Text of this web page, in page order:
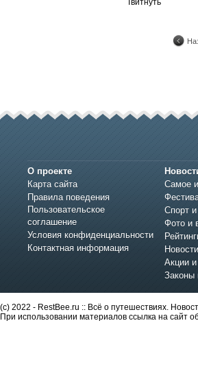
Твитнуть
О проекте
Карта сайта
Правила поведения
Пользовательское
соглашение
Условия конфиденциальности
Контактная информация
Самое
Спорт
Фото и
Акции
Законы
(c) 2022 - RestBee.ru :: Всё о путешествиях.
При использовании материалов ссылка на сайт